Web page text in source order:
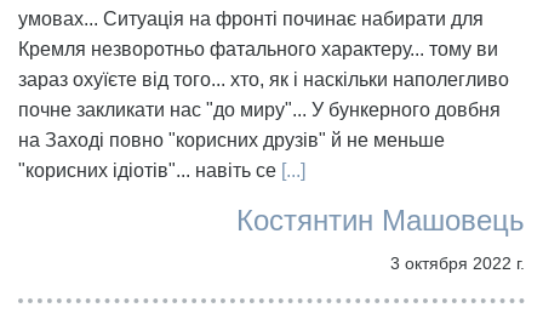
умовах... Ситуація на фронті починає набирати для
Кремля незворотньо фатального характеру... тому ви
зараз охуїєте від того... хто, як і наскільки наполегливо
почне закликати нас "до миру"... У бункерного довбня
на Заході повно "корисних друзів" й не меньше
"корисних ідіотів"... навіть се [...]
Костянтин Машовець
3 октября 2022 г.